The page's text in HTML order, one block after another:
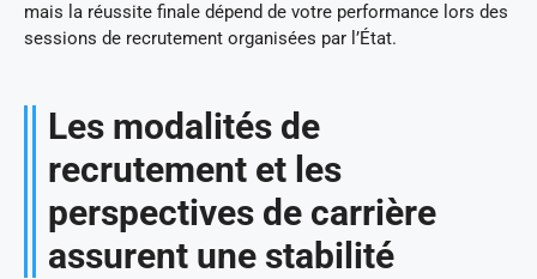
mais la réussite finale dépend de votre performance lors des
sessions de recrutement organisées par l’État.
Les modalités de
recrutement et les
perspectives de carrière
assurent une stabilité